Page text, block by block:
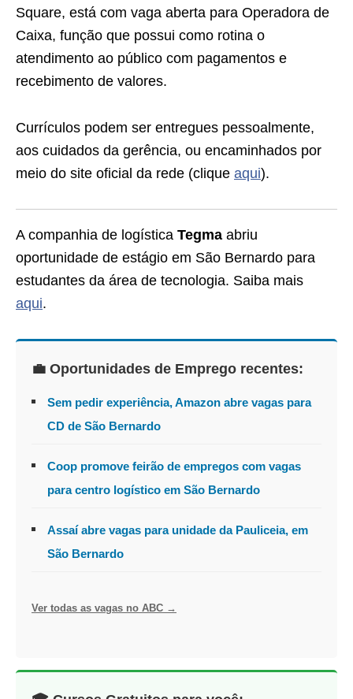
Square, está com vaga aberta para Operadora de
Caixa, função que possui como rotina o
atendimento ao público com pagamentos e
recebimento de valores.
Currículos podem ser entregues pessoalmente,
aos cuidados da gerência, ou encaminhados por
meio do site oficial da rede (clique aqui).
A companhia de logística Tegma abriu
oportunidade de estágio em São Bernardo para
estudantes da área de tecnologia. Saiba mais
aqui.
💼 Oportunidades de Emprego recentes:
Sem pedir experiência, Amazon abre vagas para
CD de São Bernardo
Coop promove feirão de empregos com vagas
para centro logístico em São Bernardo
Assaí abre vagas para unidade da Pauliceia, em
São Bernardo
Ver todas as vagas no ABC →